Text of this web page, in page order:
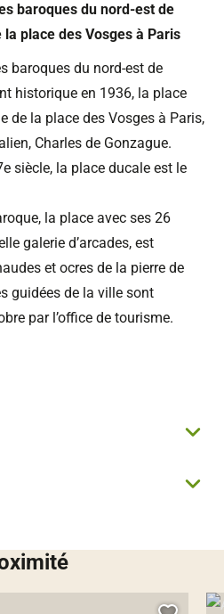
baroques du nord-est de
place des Vosges à Paris
baroques du nord-est de
historique en 1936, la place
de la place des Vosges à Paris,
Charles de Gonzague.
siècle, la place ducale est le
la place avec ses 26
galerie d’arcades, est
et ocres de la pierre de
guidées de la ville sont
par l’office de tourisme.
Google Maps